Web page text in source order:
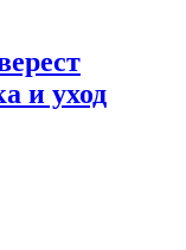
и уход